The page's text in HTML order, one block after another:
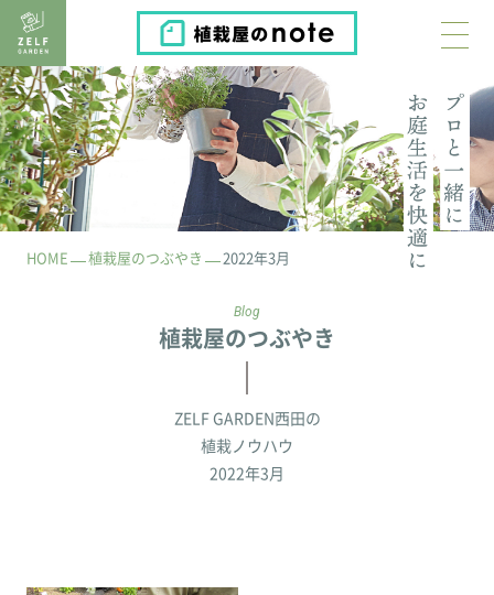
植栽屋のnote
HOME 植栽屋のつぶやき 2022年3月
Blog
植栽屋のつぶやき
ZELF GARDEN西田の
植栽ノウハウ
2022年3月